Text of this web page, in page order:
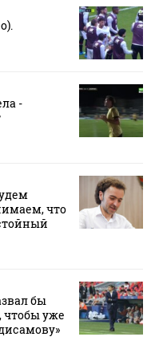
-
что
бы
чтобы уже